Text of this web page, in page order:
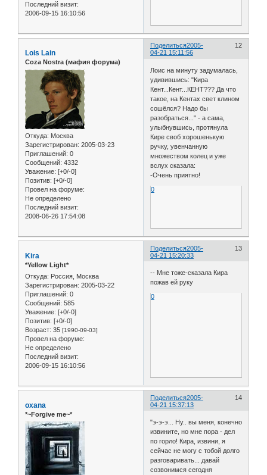
Последний визит:
2006-09-15 16:10:56
Поделиться 12
2005-
04-21 15:11:56
Lois Lain
Coza Nostra (мафия форума)
Откуда: Москва
Зарегистрирован: 2005-03-23
Приглашений: 0
Сообщений: 4332
Уважение: [+0/-0]
Позитив: [+0/-0]
Провел на форуме:
Не определено
Последний визит:
2008-06-26 17:54:08
Лоис на минуту задумалась,
удивившись: "Кира
Кент...Кент...КЕНТ??? Да что
такое, на Кентах свет клином
сошёлся? Надо бы
разобраться..." - а сама,
улыбнувшись, протянула
Кире своб хорошенькую
ручку, увенчанную
множеством колец и уже
вслух сказала:
-Очень приятно!
0
Поделиться 13
2005-
04-21 15:20:33
Kira
*Yellow Light*
Откуда: Россия, Москва
Зарегистрирован: 2005-03-22
Приглашений: 0
Сообщений: 585
Уважение: [+0/-0]
Позитив: [+0/-0]
Возраст: 35 [1990-09-03]
Провел на форуме:
Не определено
Последний визит:
2006-09-15 16:10:56
-- Мне тоже-сказала Кира
пожав ей руку
0
Поделиться 14
2005-
04-21 15:37:13
oxana
*~Forgive me~*
"э-э-э... Ну.. вы меня, конечно
извините, но мне пора - дел
по горло! Кира, извини, я
сейчас не могу с тобой долго
разговаривать... давай
созвонимся сегодня